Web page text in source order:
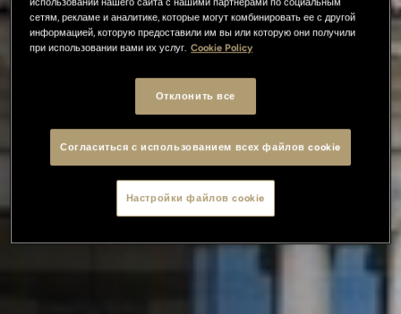
сетям, рекламе и аналитике, которые могут комбинировать ее с другой
информацией, которую предоставили им вы или которую они получили
при использовании вами их услуг. Cookie Policy
Отклонить все
Согласиться с использованием всех файлов cookie
Настройки файлов cookie